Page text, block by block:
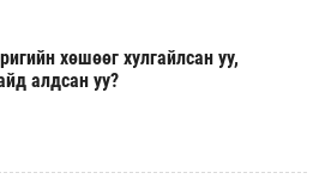
хөшөөг хулгайлсан уу,
алдсан уу?